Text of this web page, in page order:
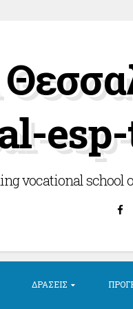
vocational school
ΔΡΆΣΕΙΣ